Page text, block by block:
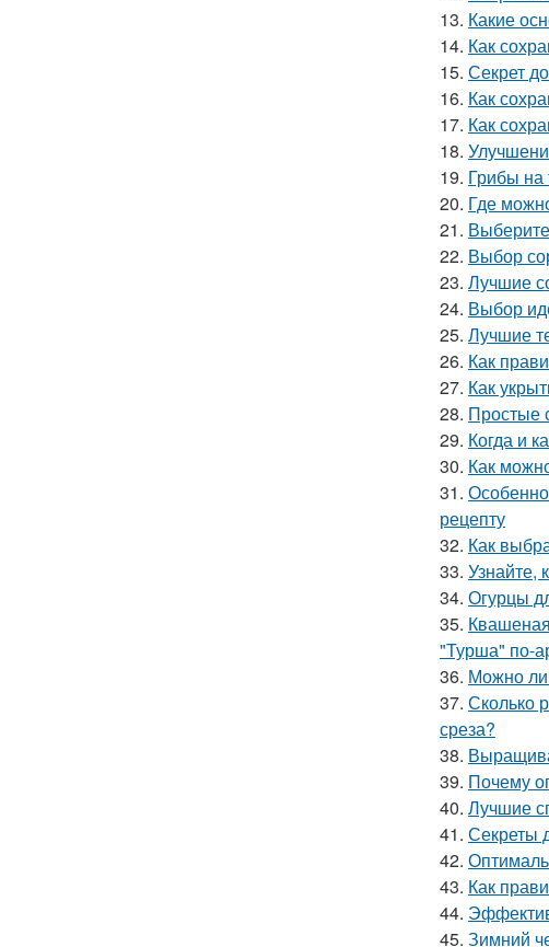
13. Какие
14. Как
15. Секрет
16. Как
17. Как
18.
19. Грибы на
20. Где
21.
22. Выбор
23. Лучшие
24. Выбор
25. Лучшие
26. Как
27. Как
28. Простые
29. Когда и
30. Как
31.
рецепту
32. Как
33. Узнайте,
34. Огурцы
35.
"Турша" по-
36. Можно ли
37. Сколько
среза?
38.
39. Почему
40. Лучшие
41. Секреты
42.
43. Как
44.
45. Зимний